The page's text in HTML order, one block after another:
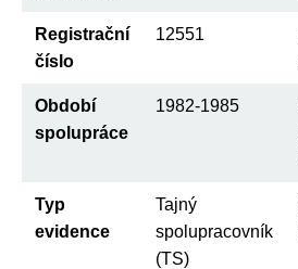
Registrační
číslo
12551
Období
spolupráce
1982-1985
Typ
evidence
Tajný
spolupracovník
(TS)